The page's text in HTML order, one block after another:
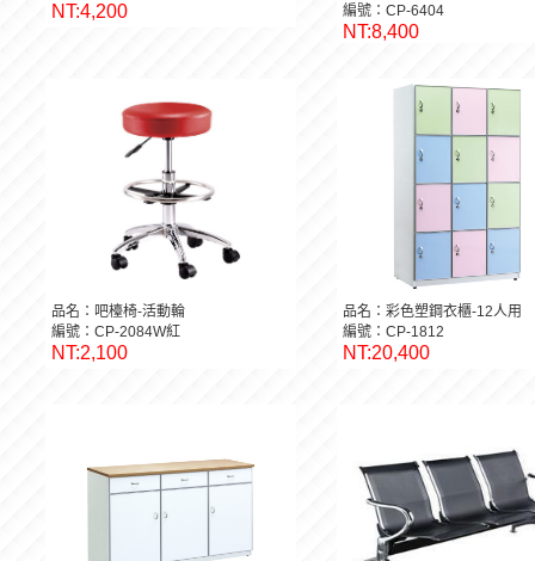
NT:4,200
編號：CP-6404
NT:8,400
品名：吧檯椅-活動輪
編號：CP-2084W紅
NT:2,100
品名：彩色塑鋼衣櫃-12人用
編號：CP-1812
NT:20,400